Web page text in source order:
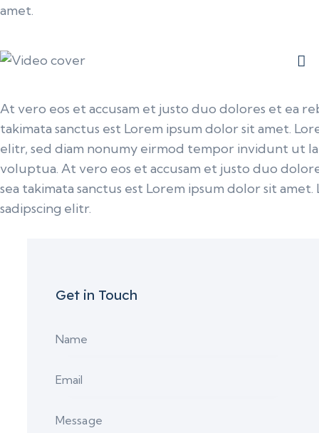
amet.
At vero eos et accusam et justo duo dolores et ea
takimata sanctus est Lorem ipsum dolor sit amet.
elitr, sed diam nonumy eirmod tempor invidunt ut
voluptua. At vero eos et accusam et justo duo
sea takimata sanctus est Lorem ipsum dolor sit
sadipscing elitr.
Get in Touch